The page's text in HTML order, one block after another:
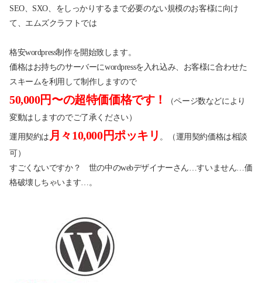
SEO、SXO、をしっかりするまで必要のない規模のお客様に向け
て、エムズクラフトでは
格安wordpress制作を開始致します。
価格はお持ちのサーバーにwordpressを入れ込み、お客様に合わせた
スキームを利用して制作しますので
50,000円〜の超特価価格です！
（ページ数などにより
変動はしますのでご了承ください）
運用契約は 月々10,000円ポッキリ 。（運用契約価格は相談
可）
すごくないですか？ 世の中のwebデザイナーさん…すいません…価
格破壊しちゃいます…。